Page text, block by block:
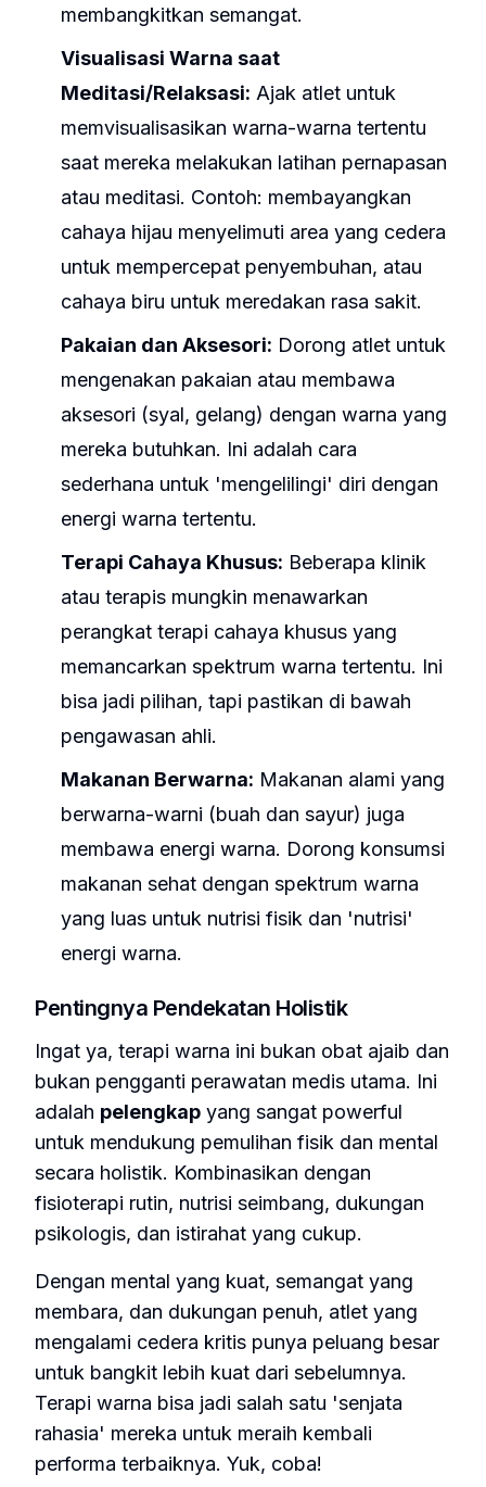
membangkitkan semangat.
Visualisasi Warna saat
Meditasi/Relaksasi: Ajak atlet untuk
memvisualisasikan warna-warna tertentu
saat mereka melakukan latihan pernapasan
atau meditasi. Contoh: membayangkan
cahaya hijau menyelimuti area yang cedera
untuk mempercepat penyembuhan, atau
cahaya biru untuk meredakan rasa sakit.
Pakaian dan Aksesori: Dorong atlet untuk
mengenakan pakaian atau membawa
aksesori (syal, gelang) dengan warna yang
mereka butuhkan. Ini adalah cara
sederhana untuk 'mengelilingi' diri dengan
energi warna tertentu.
Terapi Cahaya Khusus: Beberapa klinik
atau terapis mungkin menawarkan
perangkat terapi cahaya khusus yang
memancarkan spektrum warna tertentu. Ini
bisa jadi pilihan, tapi pastikan di bawah
pengawasan ahli.
Makanan Berwarna: Makanan alami yang
berwarna-warni (buah dan sayur) juga
membawa energi warna. Dorong konsumsi
makanan sehat dengan spektrum warna
yang luas untuk nutrisi fisik dan 'nutrisi'
energi warna.
Pentingnya Pendekatan Holistik
Ingat ya, terapi warna ini bukan obat ajaib dan
bukan pengganti perawatan medis utama. Ini
adalah pelengkap yang sangat powerful
untuk mendukung pemulihan fisik dan mental
secara holistik. Kombinasikan dengan
fisioterapi rutin, nutrisi seimbang, dukungan
psikologis, dan istirahat yang cukup.
Dengan mental yang kuat, semangat yang
membara, dan dukungan penuh, atlet yang
mengalami cedera kritis punya peluang besar
untuk bangkit lebih kuat dari sebelumnya.
Terapi warna bisa jadi salah satu 'senjata
rahasia' mereka untuk meraih kembali
performa terbaiknya. Yuk, coba!